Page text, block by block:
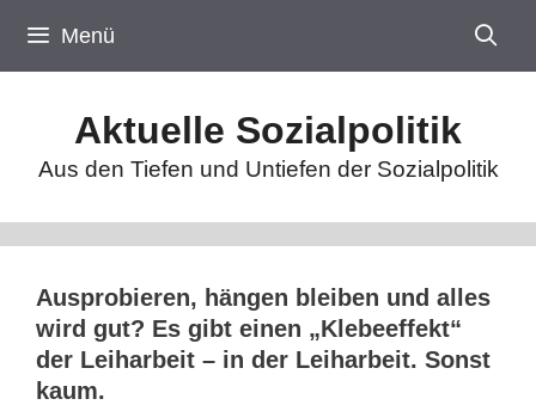
Inhalt
springen
Menü
Aktuelle Sozialpolitik
Aus den Tiefen und Untiefen der Sozialpolitik
Ausprobieren, hängen bleiben und alles
wird gut? Es gibt einen „Klebeeffekt“
der Leiharbeit – in der Leiharbeit. Sonst
kaum.